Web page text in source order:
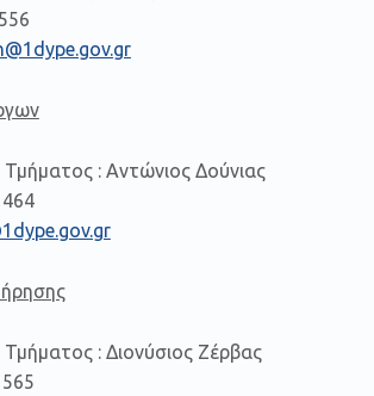
: Αντώνιος Δούνιας
: Διονύσιος Ζέρβας